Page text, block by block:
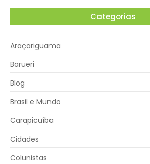
Categorias
Araçariguama
Barueri
Blog
Brasil e Mundo
Carapicuíba
Cidades
Colunistas